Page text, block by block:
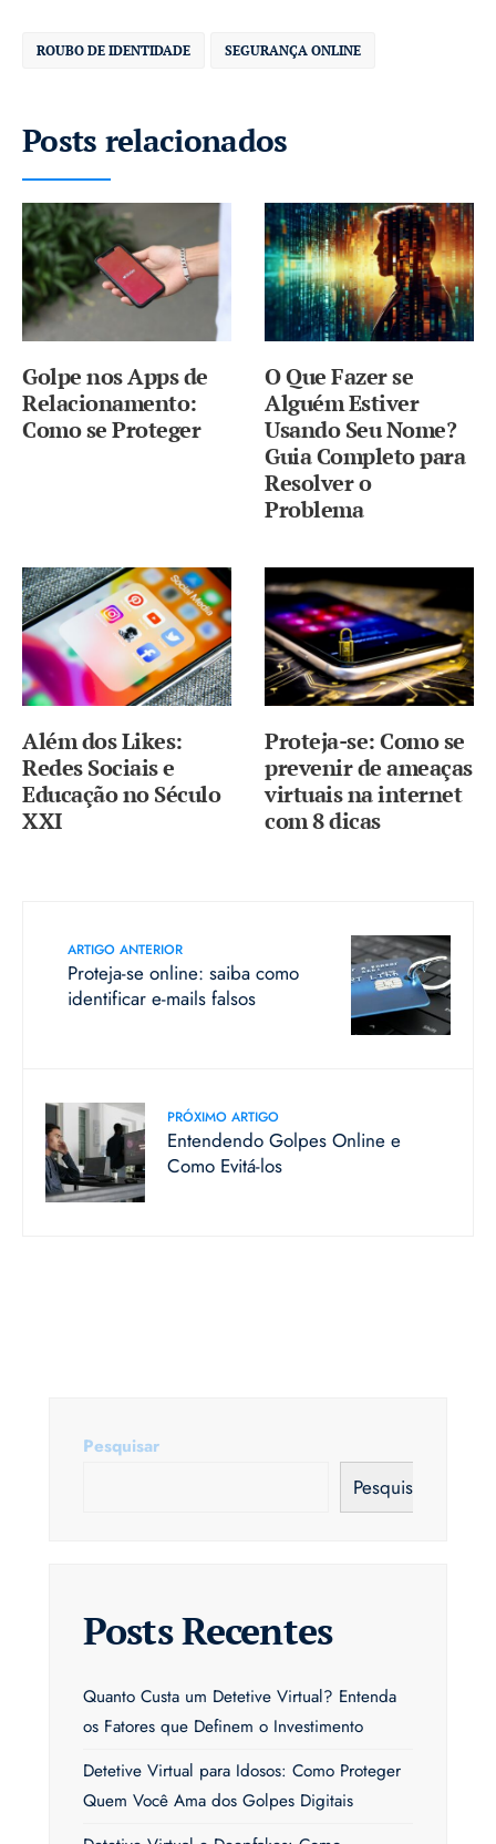
ROUBO DE IDENTIDADE SEGURANÇA ONLINE
Posts relacionados
Golpe nos Apps de
Relacionamento:
Como se Proteger
O Que Fazer se
Alguém Estiver
Usando Seu Nome?
Guia Completo para
Resolver o
Problema
Além dos Likes:
Redes Sociais e
Educação no Século
XXI
Proteja-se: Como se
prevenir de ameaças
virtuais na internet
com 8 dicas
ARTIGO ANTERIOR
Proteja-se online: saiba como
identificar e-mails falsos
PRÓXIMO ARTIGO
Entendendo Golpes Online e
Como Evitá-los
Pesquisar
Pesquisar
Posts Recentes
Quanto Custa um Detetive Virtual? Entenda
os Fatores que Definem o Investimento
Detetive Virtual para Idosos: Como Proteger
Quem Você Ama dos Golpes Digitais